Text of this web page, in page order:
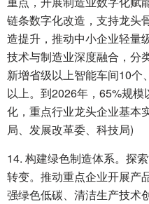
链条数字化改造，支持龙头
造提升，推动中小企业轻量
技术与制造业深度融合，分
新增省级以上智能车间10个
以上。到2026年，65%规
化，重点行业龙头企业基本
局、发展改革委、科技局)
14. 构建绿色制造体系。探
转变。推动重点企业开展产
强绿色低碳、清洁生产技术